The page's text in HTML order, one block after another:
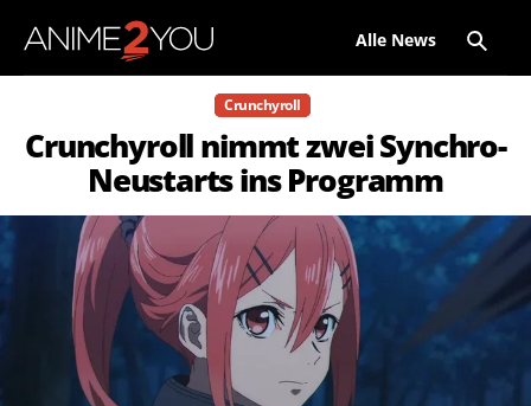
Alle News
Crunchyroll
Crunchyroll nimmt zwei Synchro-
Neustarts ins Programm